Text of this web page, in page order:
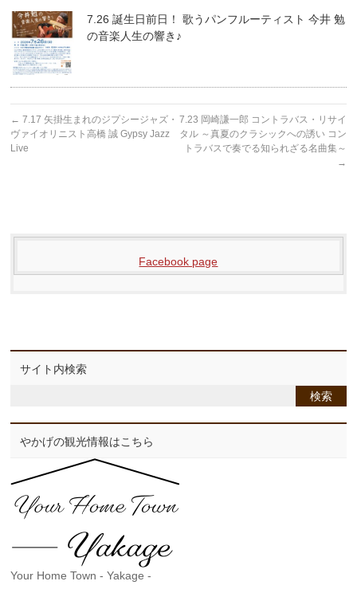
7.26 誕生日前日！ 歌うパンフルーティスト 今井 勉
の音楽人生の響き♪
← 7.17 矢掛生まれのジプシージャズ・
ヴァイオリニスト高橋 誠 Gypsy Jazz
Live
7.23 岡崎謙一郎 コントラバス・リサイ
タル ～真夏のクラシックへの誘い コン
トラバスで奏でる知られざる名曲集～
→
Facebook page
サイト内検索
やかげの観光情報はこちら
Your Home Town - Yakage -